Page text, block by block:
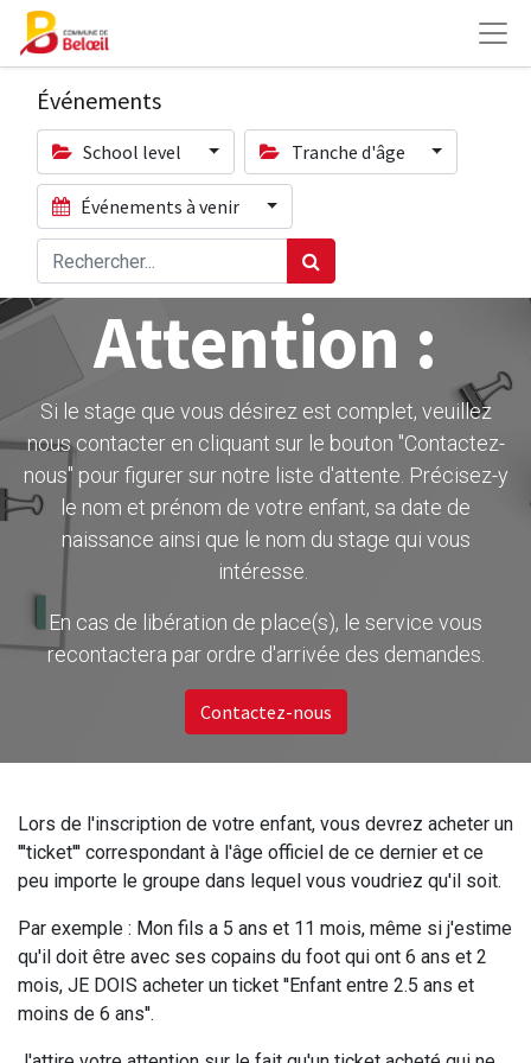
Événements
School level Tranche d'âge
Événements à venir
Attention :
Si le stage que vous désirez est complet, veuillez
nous contacter en cliquant sur le bouton ''Contactez-
nous" pour figurer sur notre liste d'attente. Précisez-y
le nom et prénom de votre enfant, sa date de
naissance ainsi que le nom du stage qui vous
intéresse.
En cas de libération de place(s), le service vous
recontactera par ordre d'arrivée des demandes.
Contactez-nous
Lors de l'inscription de votre enfant, vous devrez acheter un
'''ticket''' correspondant à l'âge officiel de ce dernier et ce
peu importe le groupe dans lequel vous voudriez qu'il soit.
Par exemple : Mon fils a 5 ans et 11 mois, même si j'estime
qu'il doit être avec ses copains du foot qui ont 6 ans et 2
mois, JE DOIS acheter un ticket ''Enfant entre 2.5 ans et
moins de 6 ans''.